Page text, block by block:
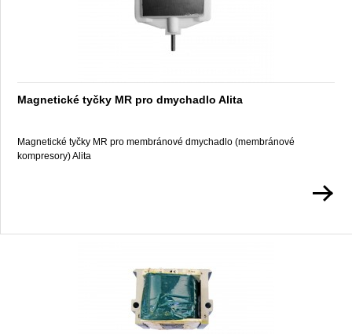
Magnetické tyčky MR pro dmychadlo Alita
Magnetické tyčky MR pro membránové dmychadlo (membránové
kompresory) Alita